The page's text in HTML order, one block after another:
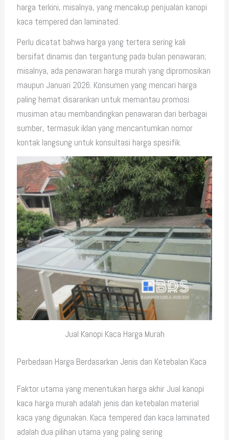
harga terkini, misalnya, yang mencakup penjualan kanopi
kaca tempered dan laminated.
Perlu dicatat bahwa harga yang tertera sering kali
bersifat dinamis dan tergantung pada bulan penawaran;
misalnya, ada penawaran harga murah yang dipromosikan
maupun Januari 2026. Konsumen yang mencari harga
paling hemat disarankan untuk memantau promosi
musiman atau membandingkan penawaran dari berbagai
sumber, termasuk iklan yang mencantumkan nomor
kontak langsung untuk konsultasi harga spesifik.
Jual Kanopi Kaca Harga Murah
Perbedaan Harga Berdasarkan Jenis dan Ketebalan Kaca
Faktor utama yang menentukan harga akhir Jual kanopi
kaca harga murah adalah jenis dan ketebalan material
kaca yang digunakan. Kaca tempered dan kaca laminated
adalah dua pilihan utama yang paling sering